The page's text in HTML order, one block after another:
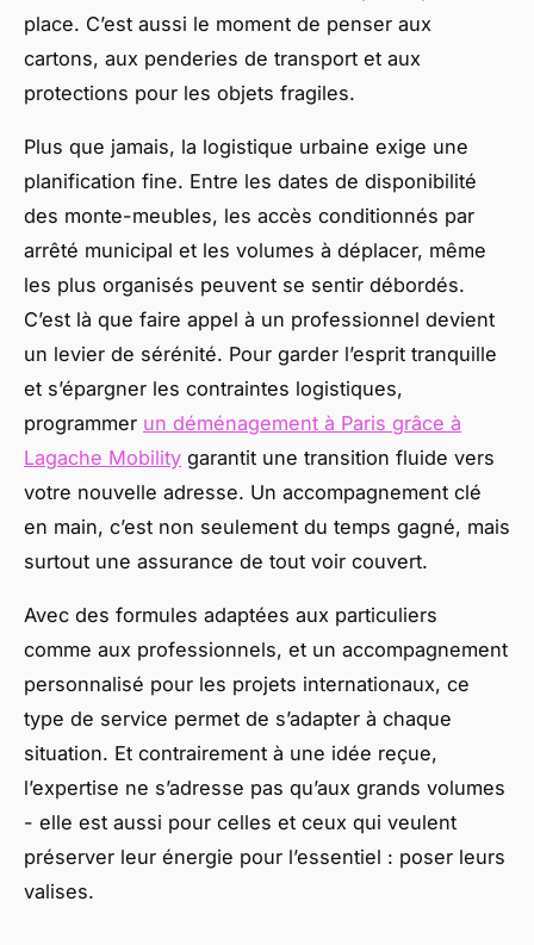
place. C’est aussi le moment de penser aux
cartons, aux penderies de transport et aux
protections pour les objets fragiles.
Plus que jamais, la logistique urbaine exige une
planification fine. Entre les dates de disponibilité
des monte-meubles, les accès conditionnés par
arrêté municipal et les volumes à déplacer, même
les plus organisés peuvent se sentir débordés.
C’est là que faire appel à un professionnel devient
un levier de sérénité. Pour garder l’esprit tranquille
et s’épargner les contraintes logistiques,
programmer un déménagement à Paris grâce à
Lagache Mobility garantit une transition fluide vers
votre nouvelle adresse. Un accompagnement clé
en main, c’est non seulement du temps gagné, mais
surtout une assurance de tout voir couvert.
Avec des formules adaptées aux particuliers
comme aux professionnels, et un accompagnement
personnalisé pour les projets internationaux, ce
type de service permet de s’adapter à chaque
situation. Et contrairement à une idée reçue,
l’expertise ne s’adresse pas qu’aux grands volumes
- elle est aussi pour celles et ceux qui veulent
préserver leur énergie pour l’essentiel : poser leurs
valises.